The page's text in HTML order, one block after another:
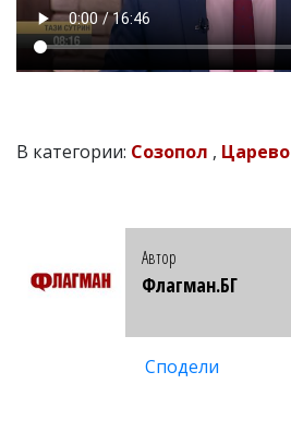
В категории: Созопол , Царево
Автор
Флагман.БГ
Сподели